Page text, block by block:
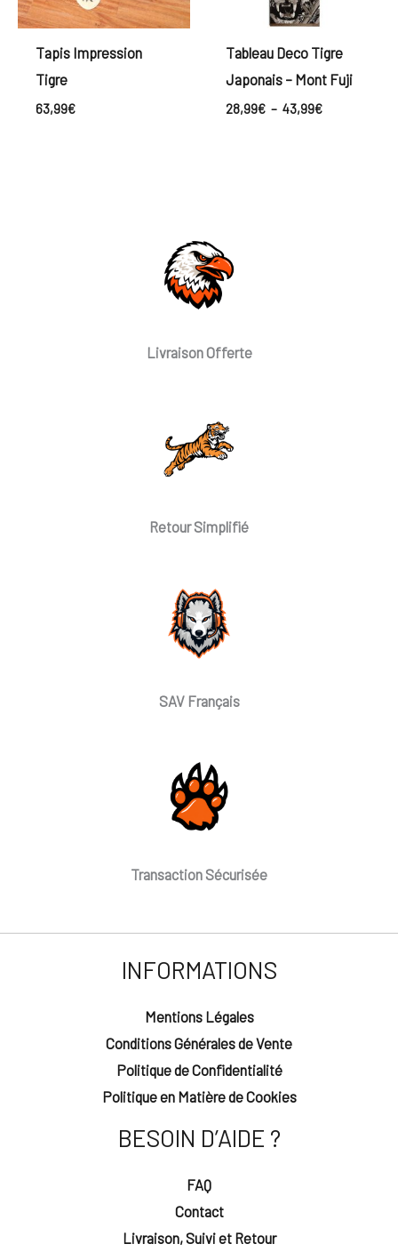
Tapis Impression
Tigre
63,99€
Tableau Deco Tigre
Japonais – Mont Fuji
28,99€ – 43,99€
Livraison Offerte
Retour Simplifié
SAV Français
Transaction Sécurisée
INFORMATIONS
Mentions Légales
Conditions Générales de Vente
Politique de Confidentialité
Politique en Matière de Cookies
BESOIN D’AIDE ?
FAQ
Contact
Livraison, Suivi et Retour